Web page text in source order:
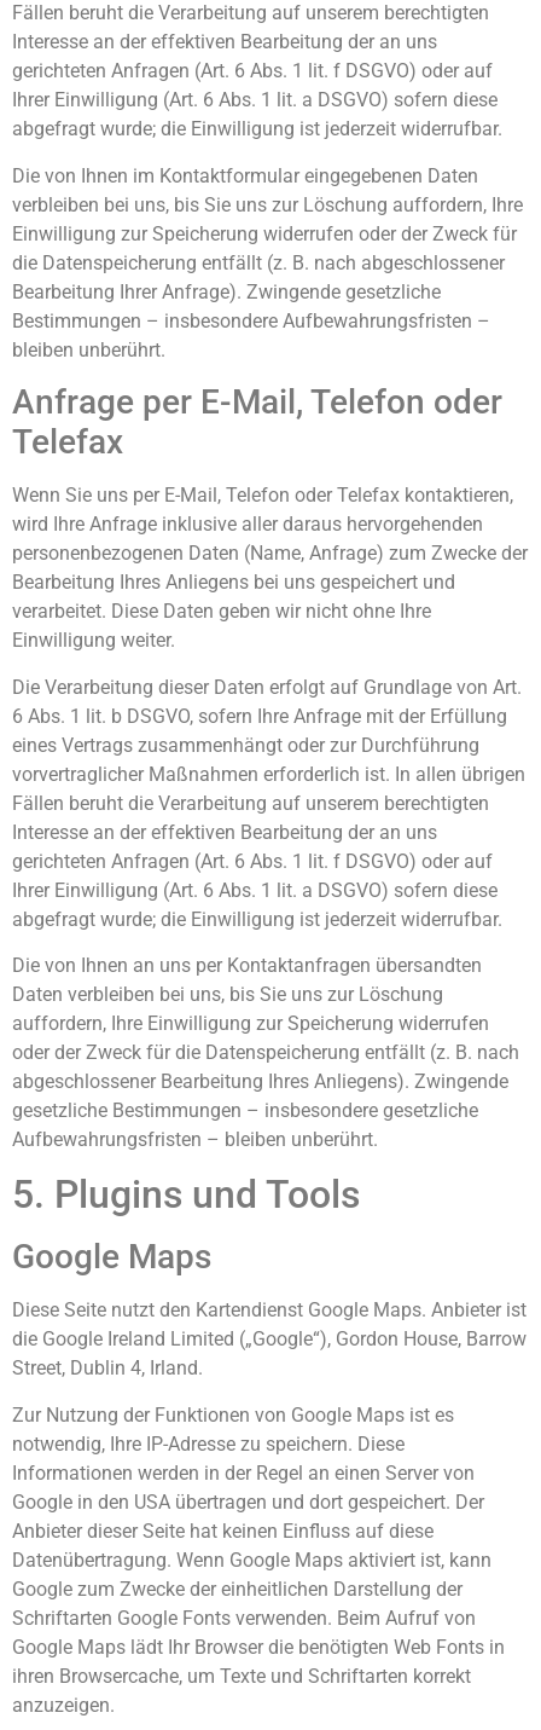
Fällen beruht die Verarbeitung auf unserem berechtigten
Interesse an der effektiven Bearbeitung der an uns
gerichteten Anfragen (Art. 6 Abs. 1 lit. f DSGVO) oder auf
Ihrer Einwilligung (Art. 6 Abs. 1 lit. a DSGVO) sofern diese
abgefragt wurde; die Einwilligung ist jederzeit widerrufbar.
Die von Ihnen im Kontaktformular eingegebenen Daten
verbleiben bei uns, bis Sie uns zur Löschung auffordern, Ihre
Einwilligung zur Speicherung widerrufen oder der Zweck für
die Datenspeicherung entfällt (z. B. nach abgeschlossener
Bearbeitung Ihrer Anfrage). Zwingende gesetzliche
Bestimmungen – insbesondere Aufbewahrungsfristen –
bleiben unberührt.
Anfrage per E-Mail, Telefon oder
Telefax
Wenn Sie uns per E-Mail, Telefon oder Telefax kontaktieren,
wird Ihre Anfrage inklusive aller daraus hervorgehenden
personenbezogenen Daten (Name, Anfrage) zum Zwecke der
Bearbeitung Ihres Anliegens bei uns gespeichert und
verarbeitet. Diese Daten geben wir nicht ohne Ihre
Einwilligung weiter.
Die Verarbeitung dieser Daten erfolgt auf Grundlage von Art.
6 Abs. 1 lit. b DSGVO, sofern Ihre Anfrage mit der Erfüllung
eines Vertrags zusammenhängt oder zur Durchführung
vorvertraglicher Maßnahmen erforderlich ist. In allen übrigen
Fällen beruht die Verarbeitung auf unserem berechtigten
Interesse an der effektiven Bearbeitung der an uns
gerichteten Anfragen (Art. 6 Abs. 1 lit. f DSGVO) oder auf
Ihrer Einwilligung (Art. 6 Abs. 1 lit. a DSGVO) sofern diese
abgefragt wurde; die Einwilligung ist jederzeit widerrufbar.
Die von Ihnen an uns per Kontaktanfragen übersandten
Daten verbleiben bei uns, bis Sie uns zur Löschung
auffordern, Ihre Einwilligung zur Speicherung widerrufen
oder der Zweck für die Datenspeicherung entfällt (z. B. nach
abgeschlossener Bearbeitung Ihres Anliegens). Zwingende
gesetzliche Bestimmungen – insbesondere gesetzliche
Aufbewahrungsfristen – bleiben unberührt.
5. Plugins und Tools
Google Maps
Diese Seite nutzt den Kartendienst Google Maps. Anbieter ist
die Google Ireland Limited („Google“), Gordon House, Barrow
Street, Dublin 4, Irland.
Zur Nutzung der Funktionen von Google Maps ist es
notwendig, Ihre IP-Adresse zu speichern. Diese
Informationen werden in der Regel an einen Server von
Google in den USA übertragen und dort gespeichert. Der
Anbieter dieser Seite hat keinen Einfluss auf diese
Datenübertragung. Wenn Google Maps aktiviert ist, kann
Google zum Zwecke der einheitlichen Darstellung der
Schriftarten Google Fonts verwenden. Beim Aufruf von
Google Maps lädt Ihr Browser die benötigten Web Fonts in
ihren Browsercache, um Texte und Schriftarten korrekt
anzuzeigen.